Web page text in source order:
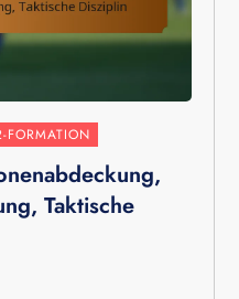
FORMATION
Taktische